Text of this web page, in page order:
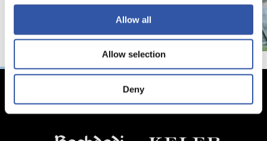
Allow all
Allow selection
Deny